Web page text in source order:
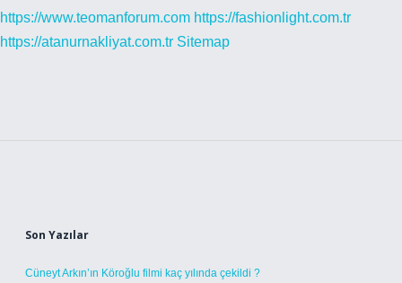
https://www.teomanforum.com https://fashionlight.com.tr
https://atanurnakliyat.com.tr Sitemap
Son Yazılar
Cüneyt Arkın’ın Köroğlu filmi kaç yılında çekildi ?